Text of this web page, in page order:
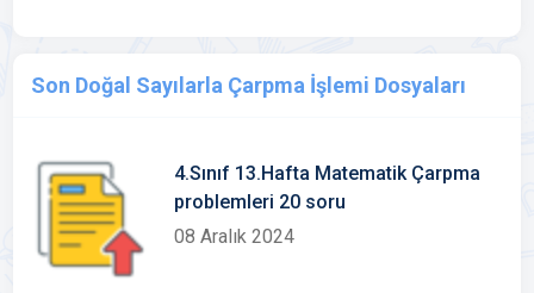
Son Doğal Sayılarla Çarpma İşlemi Dosyaları
4.Sınıf 13.Hafta Matematik Çarpma
problemleri 20 soru
08 Aralık 2024